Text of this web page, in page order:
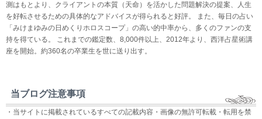
測はもとより、クライアントの本質（天命）を活かした問題解決の提案、人生
を好転させるための具体的なアドバイスが得られると好評。 また、毎日の占い
「みけまゆみの日めくりホロスコープ」の高い的中率から、多くのファンの支
持を得ている。 これまでの鑑定数、8,000件以上、2012年より、西洋占星術講
座を開始。約360名の卒業生を世に送り出す。
当ブログ注意事項
・当サイトに掲載されているすべての記載内容・画像の無許可転載・転用を禁